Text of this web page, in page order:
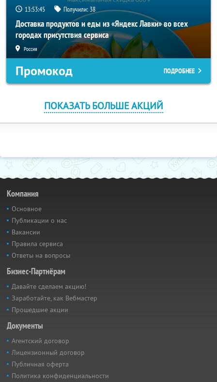
13:53:45 Получили: 38
Доставка продуктов и еды из «Яндекс Лавки» во всех
городах присутствия сервиса
Россия
Промокод ПОДРОБНЕЕ
ПОКАЗАТЬ БОЛЬШЕ АКЦИЙ
Компания
Основное
Публикации о нас
Вакансии
Правила сервиса
Ответы на вопросы
Бизнес-Партнёрам
Давайте сделаем акцию!
Заработайте, как Вебмастер
Прошедшие акции
Документы
Агентский договор
Лицензионный договор
Публичная оферта
Политика конфиденциальности